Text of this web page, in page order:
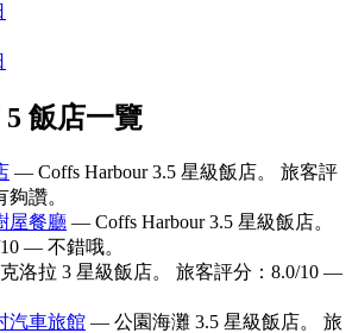
飯店一覽
— Coffs Harbour 3.5 星級飯店。 旅客評
讚。
屋餐廳 — Coffs Harbour 3.5 星級飯店。
— 不錯哦。
洛拉 3 星級飯店。 旅客評分：8.0/10 —
汽車旅館 — 公園海灘 3.5 星級飯店。 旅